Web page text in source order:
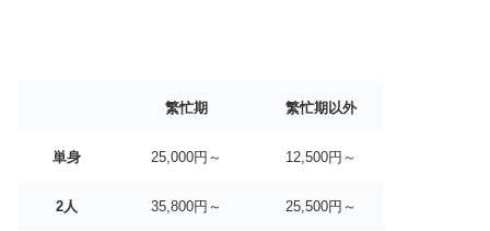
繁忙期 繁忙期以外
単身 25,000円～ 12,500円～
2人 35,800円～ 25,500円～